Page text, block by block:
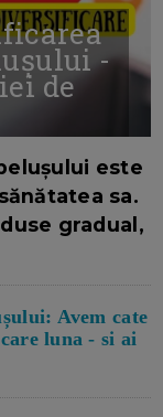
-
de
este
sa.
gradual,
Avem cate
luna - si ai